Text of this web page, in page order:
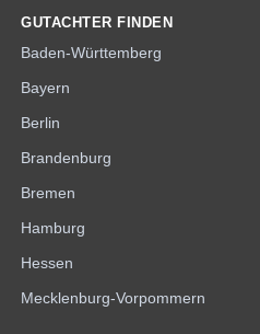
GUTACHTER FINDEN
Baden-Württemberg
Bayern
Berlin
Brandenburg
Bremen
Hamburg
Hessen
Mecklenburg-Vorpommern